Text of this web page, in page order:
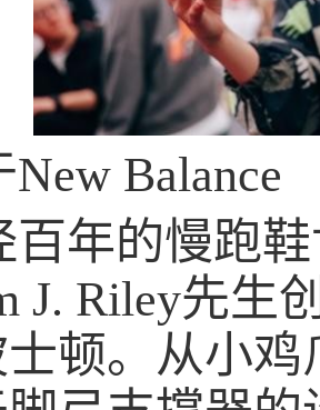
New Balance
百年的慢跑
J. Riley先生
顿。从小